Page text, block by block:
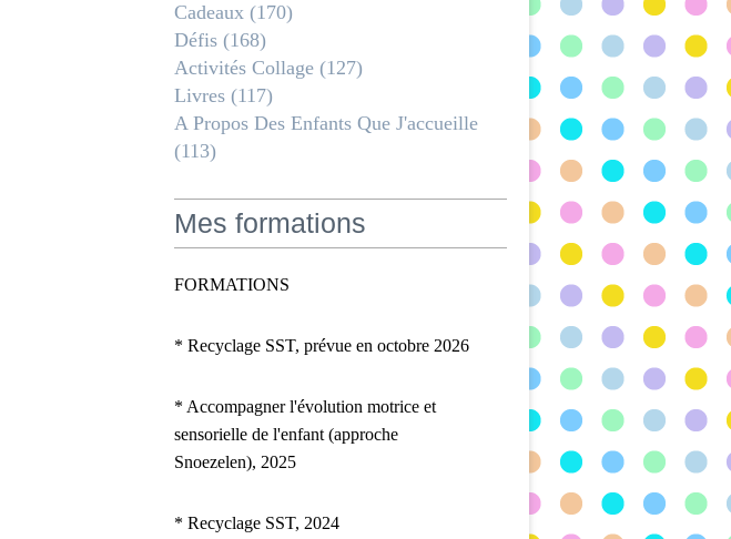
Cadeaux (170)
Défis (168)
Activités Collage (127)
Livres (117)
A Propos Des Enfants Que J'accueille
(113)
Mes formations
FORMATIONS
* Recyclage SST, prévue en octobre 2026
* Accompagner l'évolution motrice et
sensorielle de l'enfant (approche
Snoezelen), 2025
* Recyclage SST, 2024